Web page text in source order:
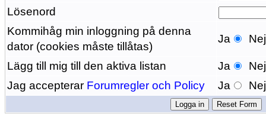
Lösenord
Kommihåg min inloggning på denna
dator (cookies måste tillåtas)
Ja Nej
Lägg till mig till den aktiva listan Ja
Nej
Jag accepterar Forumregler och Policy Ja Nej